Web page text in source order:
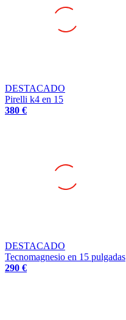
DESTACADO
Pirelli k4 en 15
380 €
DESTACADO
Tecnomagnesio en 15 pulgadas
290 €